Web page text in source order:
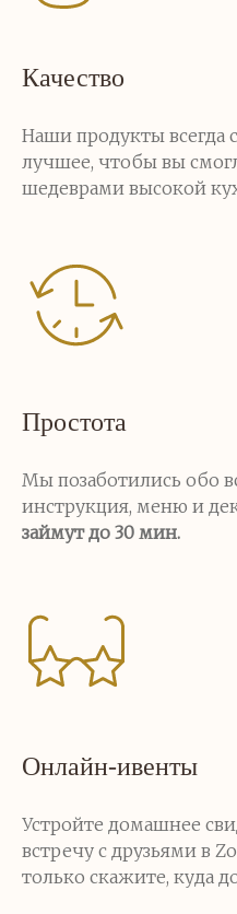
Качество
Наши продукты всегда
лучшее, чтобы вы
шедеврами высокой
Простота
Мы позаботились обо
инструкция, меню и
займут до 30 мин.
Онлайн-ивенты
Устройте домашнее
встречу с друзьями в
только скажите, куда